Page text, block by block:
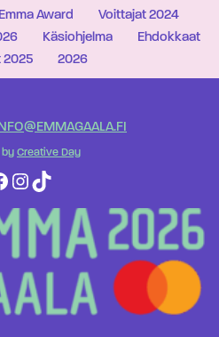
Award
Voittajat 2024
Käsiohjelma
Ehdokkaat
2025
2026
INFO@EMMAGAALA.FI
by Creative Day